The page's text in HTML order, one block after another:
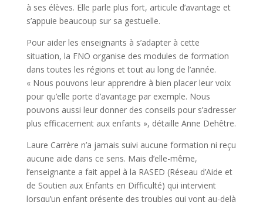
à ses élèves. Elle parle plus fort, articule d’avantage et
s’appuie beaucoup sur sa gestuelle.
Pour aider les enseignants à s’adapter à cette
situation, la FNO organise des modules de formation
dans toutes les régions et tout au long de l’année.
« Nous pouvons leur apprendre à bien placer leur voix
pour qu’elle porte d’avantage par exemple. Nous
pouvons aussi leur donner des conseils pour s’adresser
plus efficacement aux enfants », détaille Anne Dehêtre.
Laure Carrère n’a jamais suivi aucune formation ni reçu
aucune aide dans ce sens. Mais d’elle-même,
l’enseignante a fait appel à la RASED (Réseau d’Aide et
de Soutien aux Enfants en Difficulté) qui intervient
lorsqu’un enfant présente des troubles qui vont au-delà